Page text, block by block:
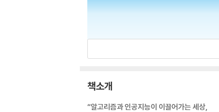
책소개
“알고리즘과 인공지능이 이끌어가는 세상,